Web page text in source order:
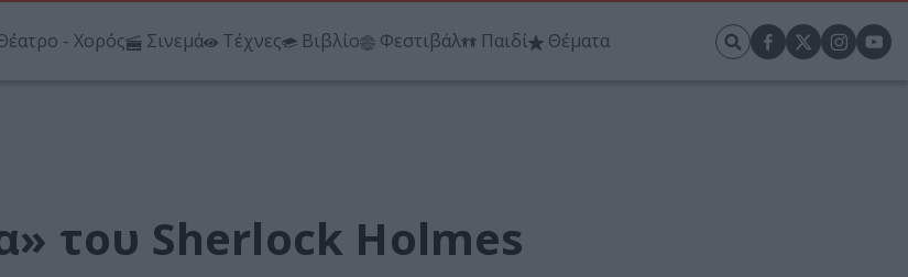
- Χορός Σινεμά Τέχνες Βιβλίο Φεστιβάλ Παιδί Θέματα
του Sherlock Holmes